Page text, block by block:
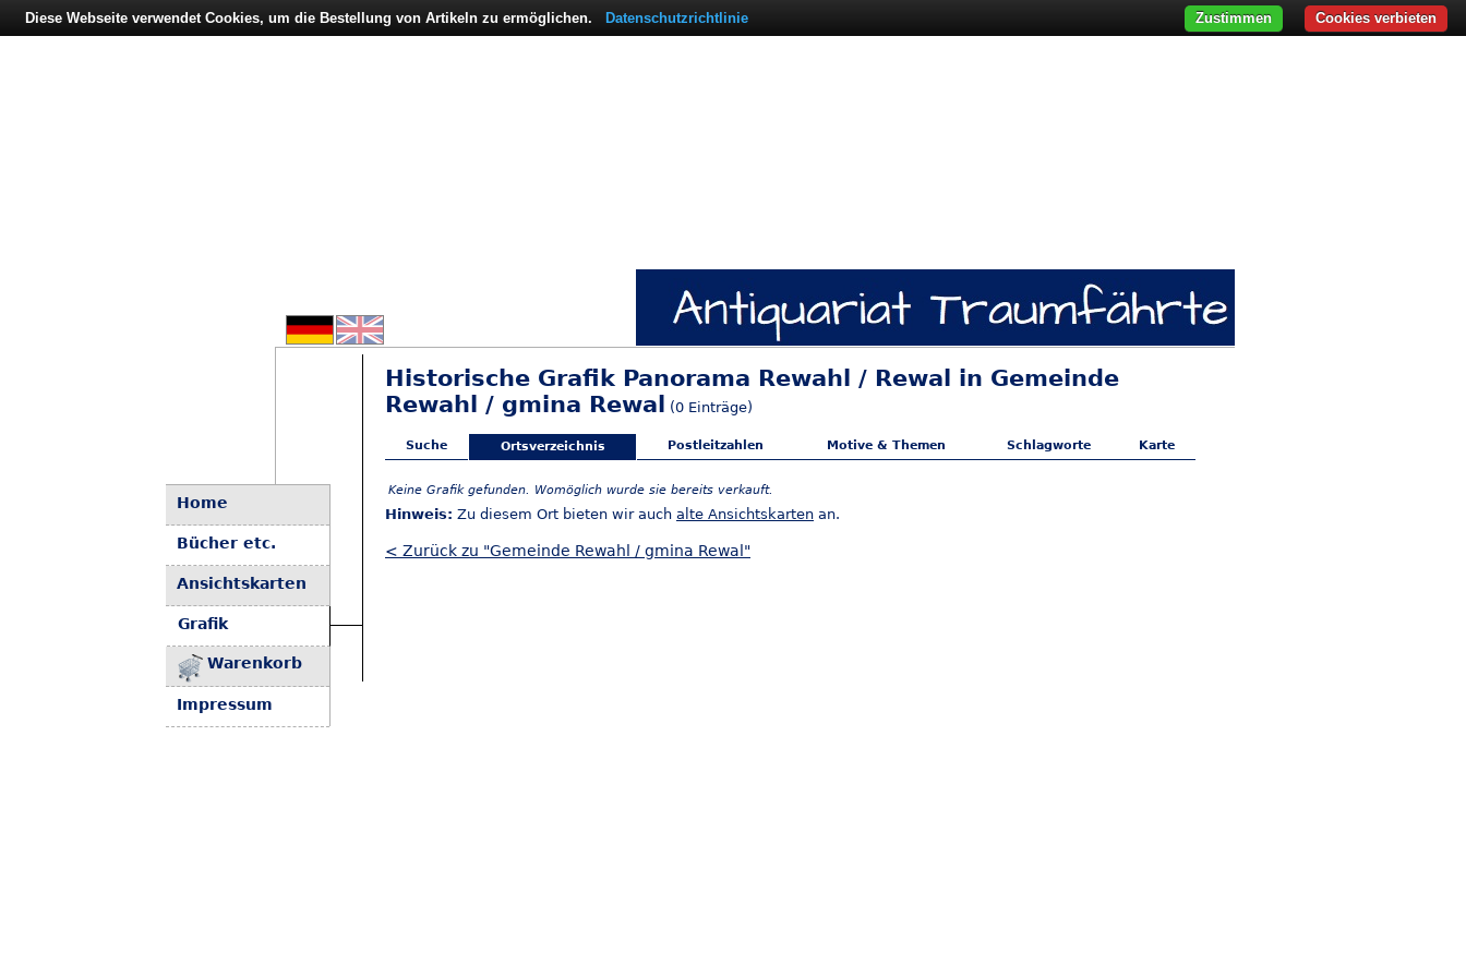
Home
Bücher etc.
Ansichtskarten
Grafik
Warenkorb
Impressum
Historische Grafik Panorama Rewahl / Rewal in Gemeinde
Rewahl / gmina Rewal
(0 Einträge)
Suche Ortsverzeichnis Postleitzahlen Motive & Themen Schlagworte Karte
Keine Grafik gefunden. Womöglich wurde sie bereits verkauft.
Hinweis: Zu diesem Ort bieten wir auch alte Ansichtskarten an.
< Zurück zu "Gemeinde Rewahl / gmina Rewal"
Diese Webseite verwendet Cookies, um die Bestellung von Artikeln zu ermöglichen. Datenschutzrichtlinie Cookies verbieten
Zustimmen